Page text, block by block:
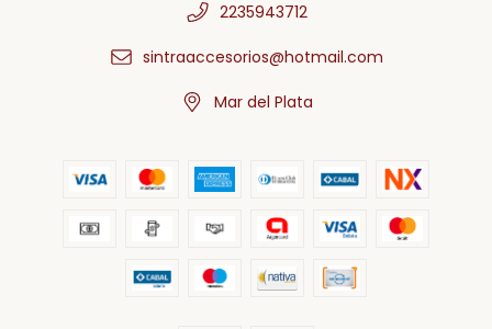
2235943712
sintraaccesorios@hotmail.com
Mar del Plata